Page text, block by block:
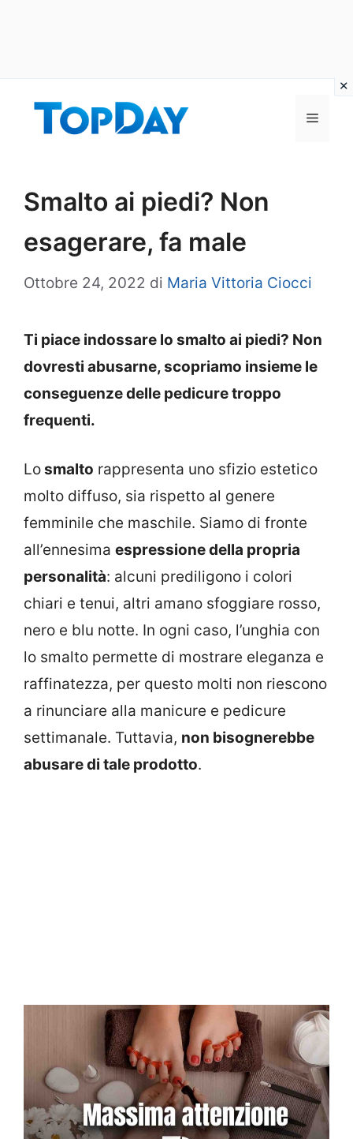
Menu
Smalto ai piedi? Non
esagerare, fa male
Ottobre 24, 2022 di Maria Vittoria Ciocci
Ti piace indossare lo smalto ai piedi? Non
dovresti abusarne, scopriamo insieme le
conseguenze delle pedicure troppo
frequenti.
Losmalto rappresenta uno sfizio estetico
molto diffuso, sia rispetto al genere
femminile che maschile. Siamo di fronte
all’ennesima espressione della propria
personalità: alcuni prediligono i colori
chiari e tenui, altri amano sfoggiare rosso,
nero e blu notte. In ogni caso, l’unghia con
lo smalto permette di mostrare eleganza e
raffinatezza, per questo molti non riescono
a rinunciare alla manicure e pedicure
settimanale. Tuttavia, non bisognerebbe
abusare di tale prodotto.